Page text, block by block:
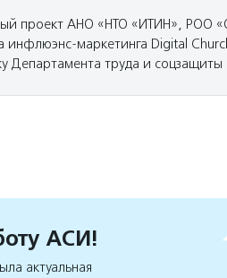
проект АНО «НТО «ИТИН», РОО
инфлюэнс-маркетинга Digital
Департамента труда и
АСИ!
актуальная